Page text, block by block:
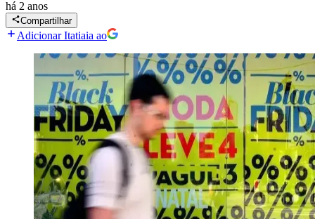
há 2 anos
Compartilhar
Adicionar Itatiaia ao